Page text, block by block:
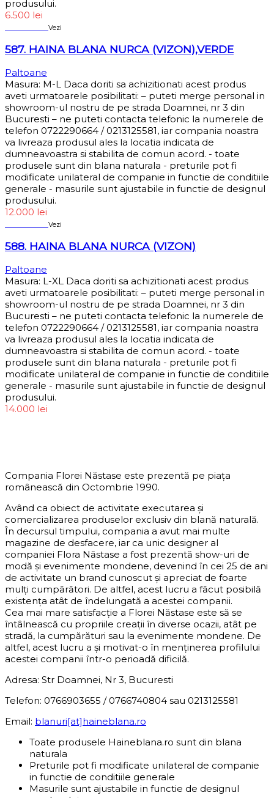
produsului.
6.500 lei
Vezi
587. HAINA BLANA NURCA (VIZON),VERDE
Paltoane
Masura: M-L Daca doriti sa achizitionati acest produs
aveti urmatoarele posibilitati: – puteti merge personal in
showroom-ul nostru de pe strada Doamnei, nr 3 din
Bucuresti – ne puteti contacta telefonic la numerele de
telefon 0722290664 / 0213125581, iar compania noastra
va livreaza produsul ales la locatia indicata de
dumneavoastra si stabilita de comun acord. - toate
produsele sunt din blana naturala - preturile pot fi
modificate unilateral de companie in functie de conditiile
generale - masurile sunt ajustabile in functie de designul
produsului.
12.000 lei
Vezi
588. HAINA BLANA NURCA (VIZON)
Paltoane
Masura: L-XL Daca doriti sa achizitionati acest produs
aveti urmatoarele posibilitati: – puteti merge personal in
showroom-ul nostru de pe strada Doamnei, nr 3 din
Bucuresti – ne puteti contacta telefonic la numerele de
telefon 0722290664 / 0213125581, iar compania noastra
va livreaza produsul ales la locatia indicata de
dumneavoastra si stabilita de comun acord. - toate
produsele sunt din blana naturala - preturile pot fi
modificate unilateral de companie in functie de conditiile
generale - masurile sunt ajustabile in functie de designul
produsului.
14.000 lei
Compania Florei Năstase este prezentă pe piața
românească din Octombrie 1990.
Având ca obiect de activitate executarea și
comercializarea produselor exclusiv din blană naturală.
În decursul timpului, compania a avut mai multe
magazine de desfacere, iar ca unic designer al
companiei Flora Năstase a fost prezentă show-uri de
modă și evenimente mondene, devenind în cei 25 de ani
de activitate un brand cunoscut și apreciat de foarte
mulți cumpărători. De altfel, acest lucru a făcut posibilă
existența atât de îndelungată a acestei companii.
Cea mai mare satisfacție a Florei Năstase este să se
întâlnească cu propriile creații în diverse ocazii, atât pe
stradă, la cumpărături sau la evenimente mondene. De
altfel, acest lucru a și motivat-o în menținerea profilului
acestei companii într-o perioadă dificilă.
Adresa: Str Doamnei, Nr 3, Bucuresti
Telefon: 0766903655 / 0766740804 sau 0213125581
Email: blanuri[at]haineblana.ro
Toate produsele Haineblana.ro sunt din blana
naturala
Preturile pot fi modificate unilateral de companie
in functie de conditiile generale
Masurile sunt ajustabile in functie de designul